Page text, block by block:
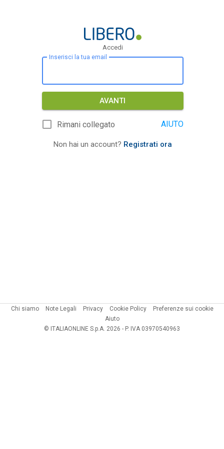
Accedi
Inserisci la tua email
AVANTI
Rimani collegato AIUTO
Non hai un account? Registrati ora
Chi siamo Note Legali Privacy Cookie Policy
Preferenze sui cookie
Aiuto
© ITALIAONLINE S.p.A. 2026 - P. IVA 03970540963